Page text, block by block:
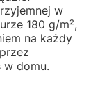
w
180 g/m²,
na każdy
w domu.